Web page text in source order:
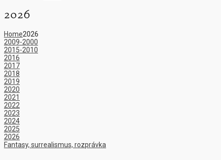
2026
Home2026
2009-2000
2015-2010
2016
2017
2018
2019
2020
2021
2022
2023
2024
2025
2026
Fantasy, surrealismus, rozprávka